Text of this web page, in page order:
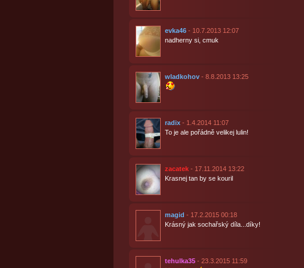
evka46- 10.7.2013 12:07
nadherny si, cmuk
wladkohov- 8.8.2013 13:25
radix- 1.4.2014 11:07
To je ale pořádně velikej lulin!
zacatek- 17.11.2014 13:22
Krasnej tan by se kouril
magid - 17.2.2015 00:18
Krásný jak sochařský díla...díky!
tehulka35- 23.3.2015 11:59